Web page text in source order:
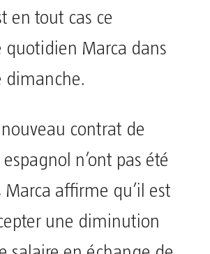
en tout cas ce
quotidien Marca dans
dimanche.
contrat de
n’ont pas été
Marca affirme qu’il est
une diminution